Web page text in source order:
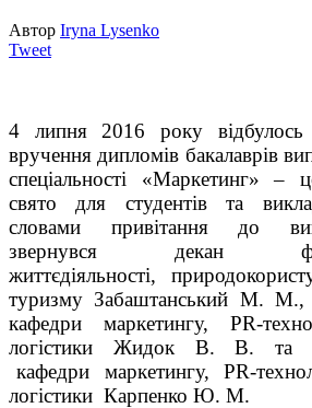
Автор Iryna Lysenko
Tweet
4 липня 2016 року відбулось
вручення дипломів бакалаврів
спеціальності «Маркетинг» –
свято для студентів та
словами привітання до
звернувся декан
життєдіяльності,
туризму Забаштанський М. М.,
кафедри маркетингу, PR-
логістики Жидок В. В. та
кафедри маркетингу, PR-
логістики Карпенко Ю. М.